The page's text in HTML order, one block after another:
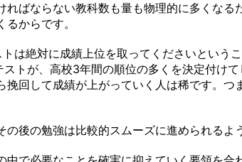
ばならない教科数も量も物理的に多くなる
からです。
は絶対に成績上位を取ってくださいという
トが、高校3年間の順位の多くを決定付け
回して成績が上がっていく人は稀です。つ
後の勉強は比較的スムーズに進められるよ